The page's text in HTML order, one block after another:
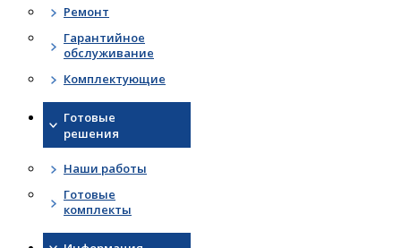
Ремонт
Гарантийное
обслуживание
Комплектующие
Готовые
решения
Наши работы
Готовые
комплекты